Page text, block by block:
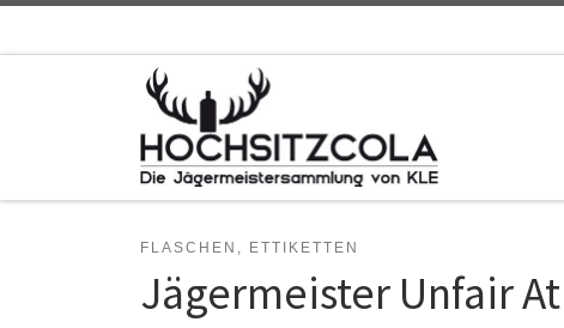
FLASCHEN, ETTIKETTEN
Jägermeister Unfair